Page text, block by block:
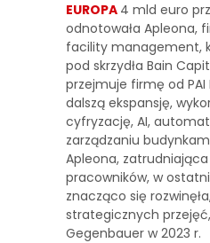
EUROPA 4 mld euro
odnotowała Apleona,
facility management,
pod skrzydła Bain
przejmuje firmę od
dalszą ekspansję,
cyfryzację, AI,
zarządzaniu
Apleona,
pracowników, w
znacząco się
strategicznych
Gegenbauer w 2023 r.